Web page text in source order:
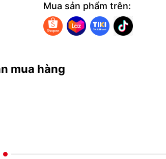
Mua sản phẩm trên:
mua hàng